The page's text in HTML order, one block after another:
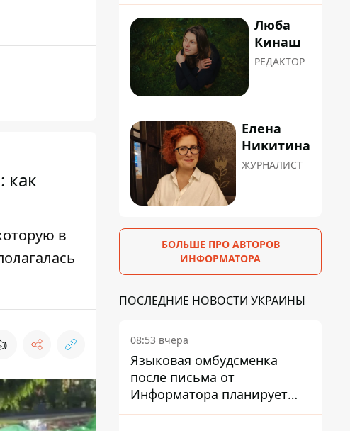
как
в
Люба
Кинаш
РЕДАКТОР
Елена
Никитина
ЖУРНАЛИСТ
БОЛЬШЕ ПРО АВТОРОВ
ИНФОРМАТОРА
ПОСЛЕДНИЕ НОВОСТИ УКРАИНЫ
08:53 вчера
Языковая омбудсменка
после письма от
Информатора планирует
наказать компанию-